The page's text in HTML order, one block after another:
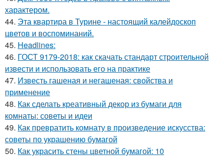
характером.
44. Эта квартира в Турине - настоящий калейдоскоп
цветов и воспоминаний.
45. Headlines:
46. ГОСТ 9179-2018: как скачать стандарт строительной
извести и использовать его на практике
47. Известь гашеная и негашеная: свойства и
применение
48. Как сделать креативный декор из бумаги для
комнаты: советы и идеи
49. Как превратить комнату в произведение искусства:
советы по украшению бумагой
50. Как украсить стены цветной бумагой: 10